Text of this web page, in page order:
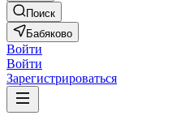
Поиск
Бабяково
Войти
Войти
Зарегистрироваться